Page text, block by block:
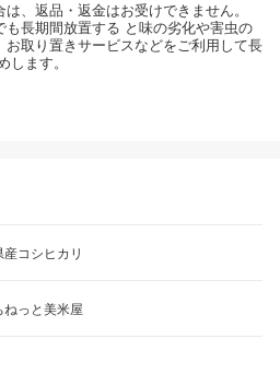
、返品・返金はお受けできません。
長期間放置する と味の劣化や害虫の
取り置きサービスなどをご利用して長
します。
産コシヒカリ
ねっと美米屋